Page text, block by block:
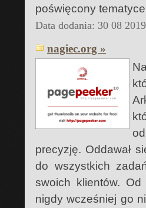
poświęcony
Data dodania: 30 08
nagiec.org »
precyzję. Oddawał
do wszystkich
swoich klientów.
nigdy wcześniej go